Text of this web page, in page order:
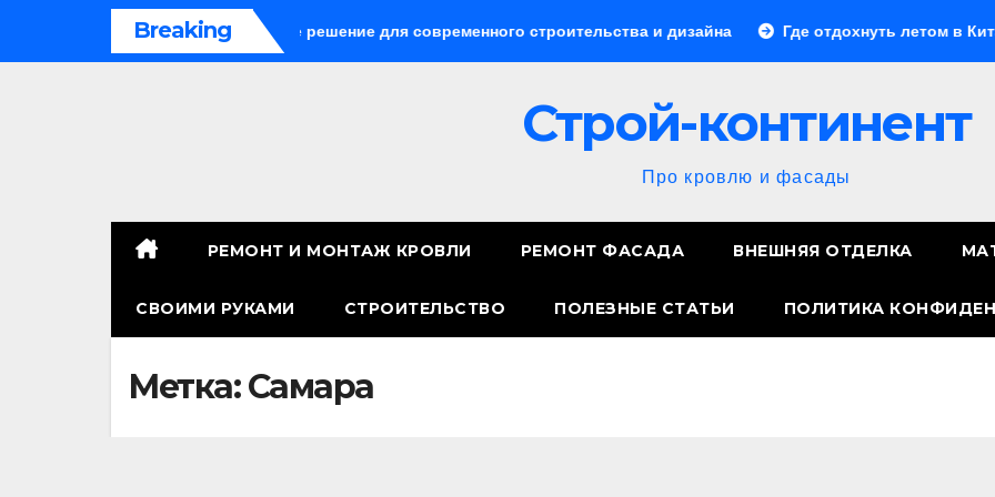
Breaking
универсальное решение для современного строительства и дизайна Где отдохнуть летом в Китае: лучшие
Строй-континент
Про кровлю и фасады
РЕМОНТ И МОНТАЖ КРОВЛИ РЕМОНТ ФАСАДА ВНЕШНЯЯ ОТДЕЛКА
СВОИМИ РУКАМИ СТРОИТЕЛЬСТВО ПОЛЕЗНЫЕ СТАТЬИ ПОЛИТИКА
Метка:Самара